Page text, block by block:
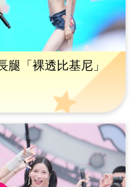
腿「裸透比基尼」